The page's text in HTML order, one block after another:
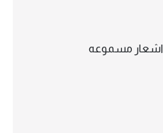
اشعار مسموعه